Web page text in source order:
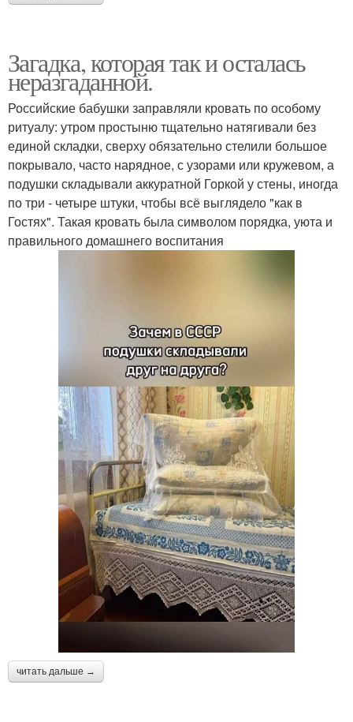
Загадка, которая так и осталась
неразгаданной.
Российские бабушки заправляли кровать по особому
ритуалу: утром простыню тщательно натягивали без
единой складки, сверху обязательно стелили большое
покрывало, часто нарядное, с узорами или кружевом, а
подушки складывали аккуратной Горкой у стены, иногда
по три - четыре штуки, чтобы всё выглядело "как в
Гостях". Такая кровать была символом порядка, уюта и
правильного домашнего воспитания
читать дальше →